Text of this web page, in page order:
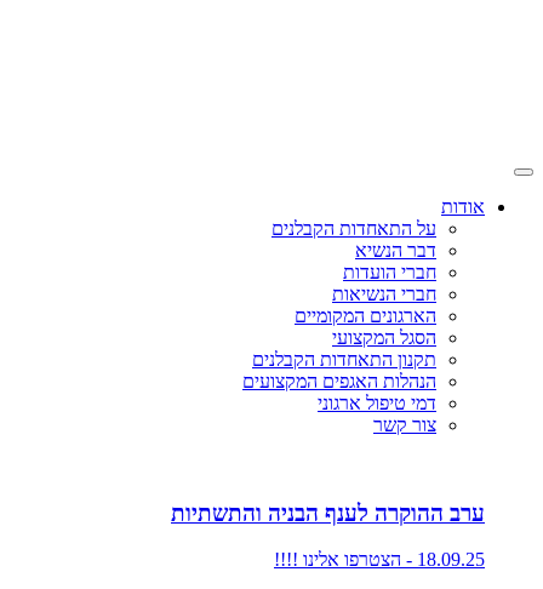
אודות
על התאחדות הקבלנים
דבר הנשיא
חברי הועדות
חברי הנשיאות
הארגונים המקומיים
הסגל המקצועי
תקנון התאחדות הקבלנים
הנהלות האגפים המקצועים
דמי טיפול ארגוני
צור קשר
ערב ההוקרה לענף הבניה והתשתיות
18.09.25 - הצטרפו אלינו !!!!